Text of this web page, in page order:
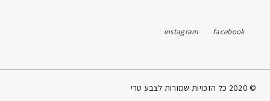
facebook
instagram
© 2020 כל הזכויות שמורות לצבע טרי